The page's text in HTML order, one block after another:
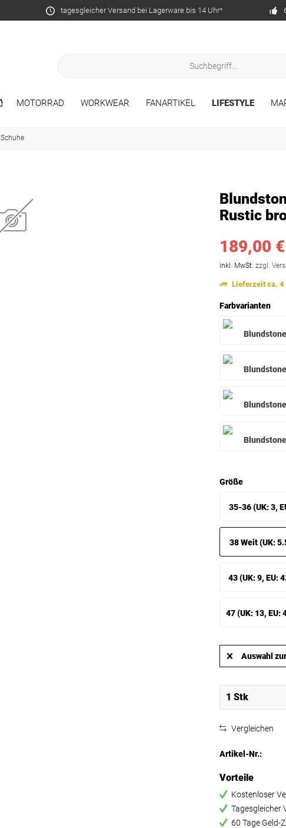
tagesgleicher Versand bei Lagerware bis 14 Uhr*
MOTORRAD WORKWEAR FANARTIKEL LIFESTYLE
Schuhe
Rustic
189,00
inkl. MwSt. zzgl.
Lieferzeit ca. 4
Farbvarianten
Größe
35-36 (UK: 3,
35-36)
38 Weit (UK:
43 (UK: 9, EU:
47 (UK: 13, EU:
Auswahl
Vergleichen
Artikel-Nr.:
Vorteile
Kostenloser
Tagesgleicher
60 Tage Geld-